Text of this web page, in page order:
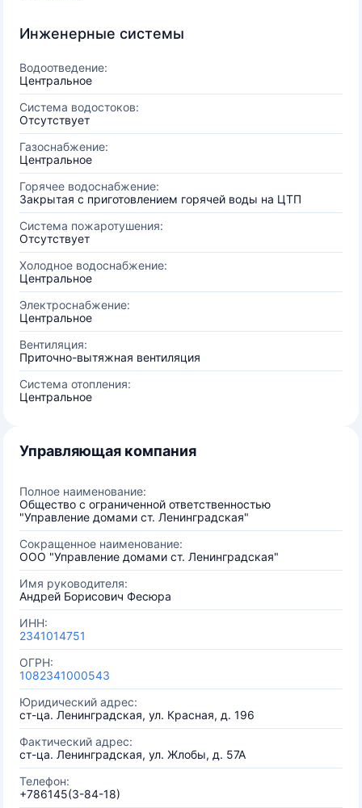
Инженерные системы
Водоотведение:
Центральное
Система водостоков:
Отсутствует
Газоснабжение:
Центральное
Горячее водоснабжение:
Закрытая с приготовлением горячей воды на ЦТП
Система пожаротушения:
Отсутствует
Холодное водоснабжение:
Центральное
Электроснабжение:
Центральное
Вентиляция:
Приточно-вытяжная вентиляция
Система отопления:
Центральное
Управляющая компания
Полное наименование:
Общество с ограниченной ответственностью
"Управление домами ст. Ленинградская"
Сокращенное наименование:
ООО "Управление домами ст. Ленинградская"
Имя руководителя:
Андрей Борисович Фесюра
ИНН:
2341014751
ОГРН:
1082341000543
Юридический адрес:
ст-ца. Ленинградская, ул. Красная, д. 196
Фактический адрес:
ст-ца. Ленинградская, ул. Жлобы, д. 57А
Телефон:
+786145(3-84-18)